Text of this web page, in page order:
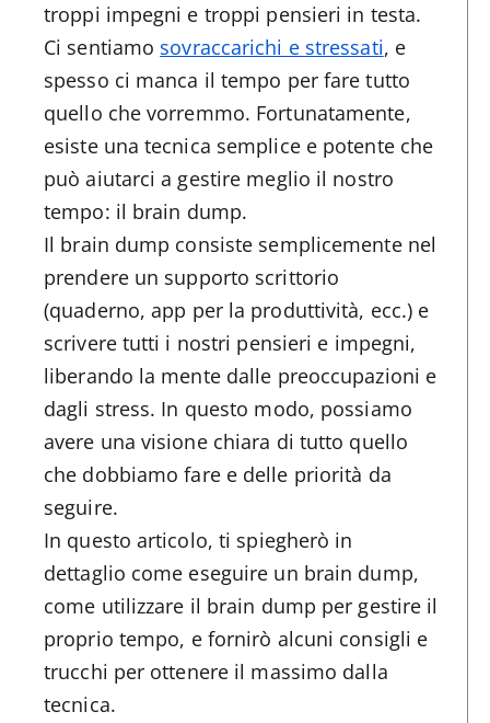
troppi impegni e troppi pensieri in testa.
Ci sentiamo sovraccarichi e stressati, e
spesso ci manca il tempo per fare tutto
quello che vorremmo. Fortunatamente,
esiste una tecnica semplice e potente che
può aiutarci a gestire meglio il nostro
tempo: il brain dump.
Il brain dump consiste semplicemente nel
prendere un supporto scrittorio
(quaderno, app per la produttività, ecc.) e
scrivere tutti i nostri pensieri e impegni,
liberando la mente dalle preoccupazioni e
dagli stress. In questo modo, possiamo
avere una visione chiara di tutto quello
che dobbiamo fare e delle priorità da
seguire.
In questo articolo, ti spiegherò in
dettaglio come eseguire un brain dump,
come utilizzare il brain dump per gestire il
proprio tempo, e fornirò alcuni consigli e
trucchi per ottenere il massimo dalla
tecnica.